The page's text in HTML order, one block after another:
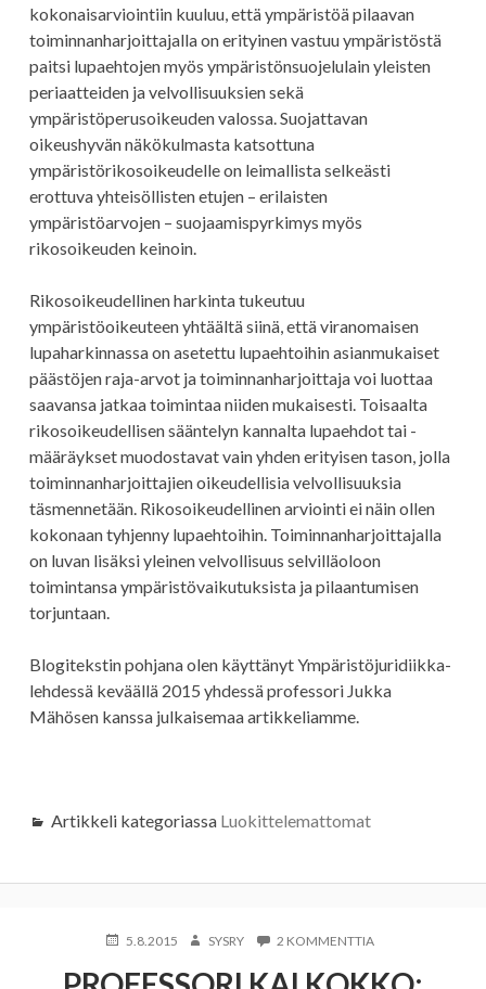
kokonaisarviointiin kuuluu, että ympäristöä pilaavan
toiminnanharjoittajalla on erityinen vastuu ympäristöstä
paitsi lupaehtojen myös ympäristönsuojelulain yleisten
periaatteiden ja velvollisuuksien sekä
ympäristöperusoikeuden valossa. Suojattavan
oikeushyvän näkökulmasta katsottuna
ympäristörikosoikeudelle on leimallista selkeästi
erottuva yhteisöllisten etujen – erilaisten
ympäristöarvojen – suojaamispyrkimys myös
rikosoikeuden keinoin.
Rikosoikeudellinen harkinta tukeutuu
ympäristöoikeuteen yhtäältä siinä, että viranomaisen
lupaharkinnassa on asetettu lupaehtoihin asianmukaiset
päästöjen raja-arvot ja toiminnanharjoittaja voi luottaa
saavansa jatkaa toimintaa niiden mukaisesti. Toisaalta
rikosoikeudellisen sääntelyn kannalta lupaehdot tai -
määräykset muodostavat vain yhden erityisen tason, jolla
toiminnanharjoittajien oikeudellisia velvollisuuksia
täsmennetään. Rikosoikeudellinen arviointi ei näin ollen
kokonaan tyhjenny lupaehtoihin. Toiminnanharjoittajalla
on luvan lisäksi yleinen velvollisuus selvilläoloon
toimintansa ympäristövaikutuksista ja pilaantumisen
torjuntaan.
Blogitekstin pohjana olen käyttänyt Ympäristöjuridiikka-
lehdessä keväällä 2015 yhdessä professori Jukka
Mähösen kanssa julkaisemaa artikkeliamme.
Artikkeli kategoriassa Luokittelemattomat
KIRJOITETTU
5.8.2015 KIRJOITTAJA
SYSRY 2 KOMMENTTIAARTIKKELIIN
KAI